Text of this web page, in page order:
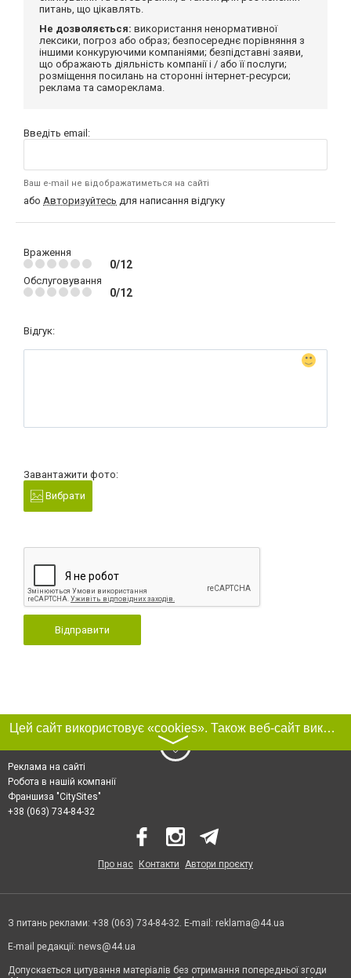
питань, що цікавлять.
Не дозволяється: використання ненормативної
лексики, погроз або образ; безпосереднє порівняння з
іншими конкуруючими компаніями; безпідставні заяви,
що ображають діяльність компанії і / або її послуги;
розміщення посилань на сторонні інтернет-ресурси;
реклама та самореклама.
Введіть email:
Ваш e-mail не відображатиметься на сайті
або Авторизуйтесь для написання відгуку
Враження
0/12
Обслуговування
0/12
Відгук:
Завантажити фото:
Вибрати
Відправити
Цей сайт використовує «cookies». Також веб-сайт використовує інтернет-сервіс для збору технічних даних стосовно відвідувачів з метою отримання маркетингової та статистичної інформації. Умови обробки даних відвідувачів сайту див.
〉
Реклама на сайті
Робота в нашій компанії
Франшиза "CitySites"
+38 (063) 734-84-32
Про нас Контакти Автори проєкту
З питань реклами: +38 (063) 734-84-32. E-mail: reklama@44.ua
E-mail редакції: news@44.ua
Допускається цитування матеріалів без отримання попередньої згоди